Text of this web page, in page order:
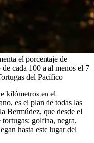
el porcentaje de
cada 100 a al menos el 7
del Pacífico
kilómetros en el
es el plan de todas las
Bermúdez, que desde el
tortugas: golfina, negra,
hasta este lugar del